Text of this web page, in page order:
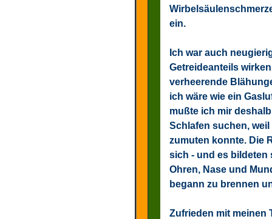
ein.
Ich war auch
Getreideanteils
verheerende
ich wäre wie ein
mußte ich mir
Schlafen suchen,
zumuten konnte. Die
sich - und es bildeten
Ohren, Nase und
begann zu brennen
Zufrieden mit meinen